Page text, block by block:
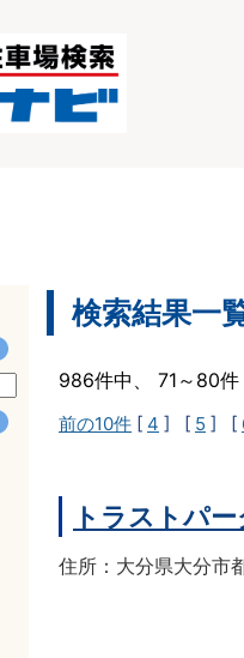
検索結果一
986件中、 71～80
前の10件 [ 4 ] [ 5 ] [
トラストパ
住所：大分県大分市